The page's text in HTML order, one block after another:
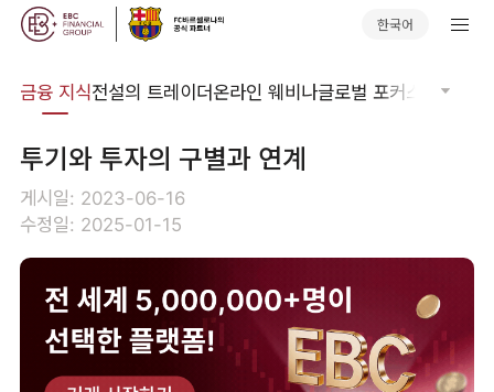
한국어
금융 지식전설의 트레이더온라인 웨비나글로벌 포커스 기술적
투기와 투자의 구별과 연계
게시일: 2023-06-16
수정일: 2025-01-15